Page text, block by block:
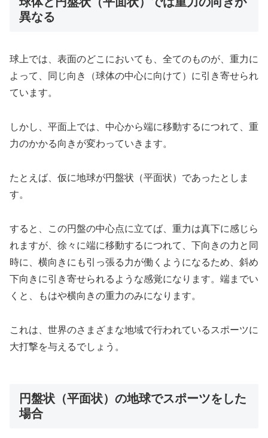
異なる
球上では、表面のどこにおいても、全てのものが、重力に
よって、同じ向き（球体の中心に向けて）に引き寄せられ
ています。
しかし、平面上では、中心から端に移動するにつれて、重
力のかかる向きが変わっていきます。
たとえば、仮に地球が円盤状（平面状）であったとしま
す。
すると、この円盤の中心点に立てば、重力は真下に感じら
れますが、徐々に端に移動するにつれて、下向きの力と同
時に、横向きにも引っ張る力が働くようになるため、斜め
下向きに引き寄せられるような感覚になります。端までい
くと、もはや横向きの重力のみになります。
これは、世界のさまざまな地域で行われているスポーツに
大打撃を与えるでしょう。
円盤状（平面状）の地球でスポーツをした
場合